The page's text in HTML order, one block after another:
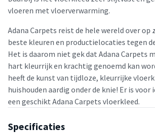
vloeren met vloerverwarming.
Adana Carpets reist de hele wereld over op
beste kleuren en productielocaties tegen
Het is daarom niet gek dat Adana Carpets
hart kleurrijk en krachtig genoemd kan
heeft de kunst van tijdloze, kleurrijke
huishouden aardig onder de knie! Er is voor
een geschikt Adana Carpets vloerkleed.
Specificaties